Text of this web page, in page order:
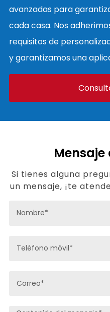
avanzadas para
cada casa. Nos
requisitos de
y garantizamos una
Si tienes alguna
un mensaje, ¡te